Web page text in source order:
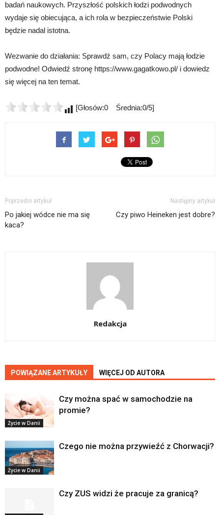
badań naukowych. Przyszłość polskich łodzi podwodnych
wydaje się obiecująca, a ich rola w bezpieczeństwie Polski
będzie nadal istotna.
Wezwanie do działania: Sprawdź sam, czy Polacy mają łodzie
podwodne! Odwiedź stronę https://www.gagatkowo.pl/ i dowiedz
się więcej na ten temat.
[Głosów:0 Średnia:0/5]
Poprzedni artykuł
Po jakiej wódce nie ma się
kaca?
Następny artykuł
Czy piwo Heineken jest dobre?
Redakcja
POWIĄZANE ARTYKUŁY WIĘCEJ OD AUTORA
Życie w Danii
Czy można spać w samochodzie na
promie?
Życie w Danii
Czego nie można przywieźć z Chorwacji?
Czy ZUS widzi że pracuje za granicą?